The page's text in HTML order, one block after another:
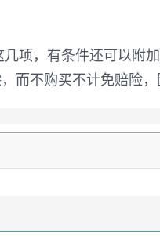
项，有条件还可以附
不购买不计免赔险